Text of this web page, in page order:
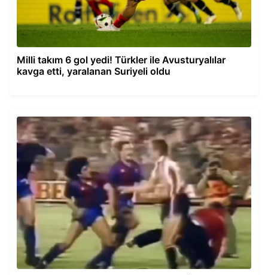
Milli takım 6 gol yedi! Türkler ile Avusturyalılar
kavga etti, yaralanan Suriyeli oldu